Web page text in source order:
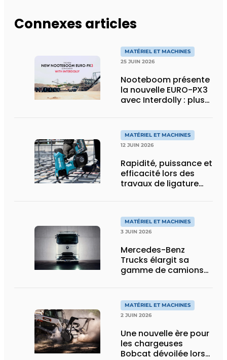
Connexes articles
MATÉRIEL ET MACHINES
25 JUIN 2026
Nooteboom présente
la nouvelle EURO-PX3
avec Interdolly : plus
transport spécial
MATÉRIEL ET MACHINES
12 JUIN 2026
Rapidité, puissance et
efficacité lors des
travaux de ligature
MATÉRIEL ET MACHINES
3 JUIN 2026
Mercedes-Benz
Trucks élargit sa
gamme de camions
eActros Lowliner
MATÉRIEL ET MACHINES
2 JUIN 2026
Une nouvelle ère pour
les chargeuses
Bobcat dévoilée lors